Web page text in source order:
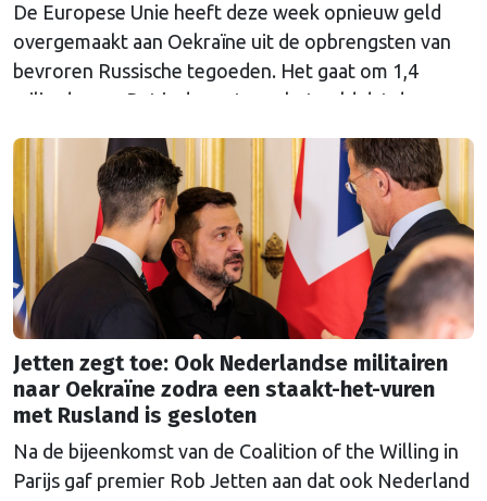
De Europese Unie heeft deze week opnieuw geld
overgemaakt aan Oekraïne uit de opbrengsten van
bevroren Russische tegoeden. Het gaat om 1,4
miljard euro. Dat is de rente op het geld dat de
Euroclear parkeerde. De EU bevroor dat geld na de
Russische inval in Oekraïne. Het …
Continued
Jetten zegt toe: Ook Nederlandse militairen
naar Oekraïne zodra een staakt-het-vuren
met Rusland is gesloten
Na de bijeenkomst van de Coalition of the Willing in
Parijs gaf premier Rob Jetten aan dat ook Nederland